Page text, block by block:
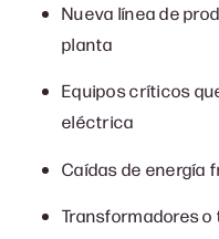
Nueva línea de
planta
Equipos críticos
eléctrica
Caídas de energía
Transformadores